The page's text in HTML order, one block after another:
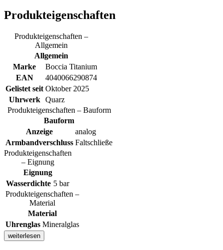
Produkteigenschaften
Produkteigenschaften –
Allgemein
Allgemein
Marke
Boccia Titanium
EAN
4040066290874
Gelistet seit Oktober 2025
Uhrwerk
Quarz
Produkteigenschaften – Bauform
Bauform
Anzeige
analog
Armbandverschluss Faltschließe
Produkteigenschaften
– Eignung
Eignung
Wasserdichte 5 bar
Produkteigenschaften –
Material
Material
Uhrenglas Mineralglas
weiterlesen